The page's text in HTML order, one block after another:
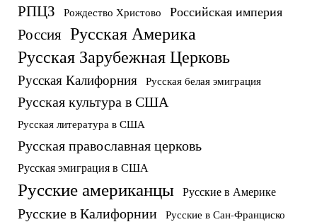
РПЦЗ Рождество Христово Российская империя
Россия Русская Америка
Русская Зарубежная Церковь
Русская Калифорния Русская белая эмиграция
Русская культура в США
Русская литература в США
Русская православная церковь
Русская эмиграция в США
Русские американцы Русские в Америке
Русские в Калифорнии Русские в Сан-Франциско